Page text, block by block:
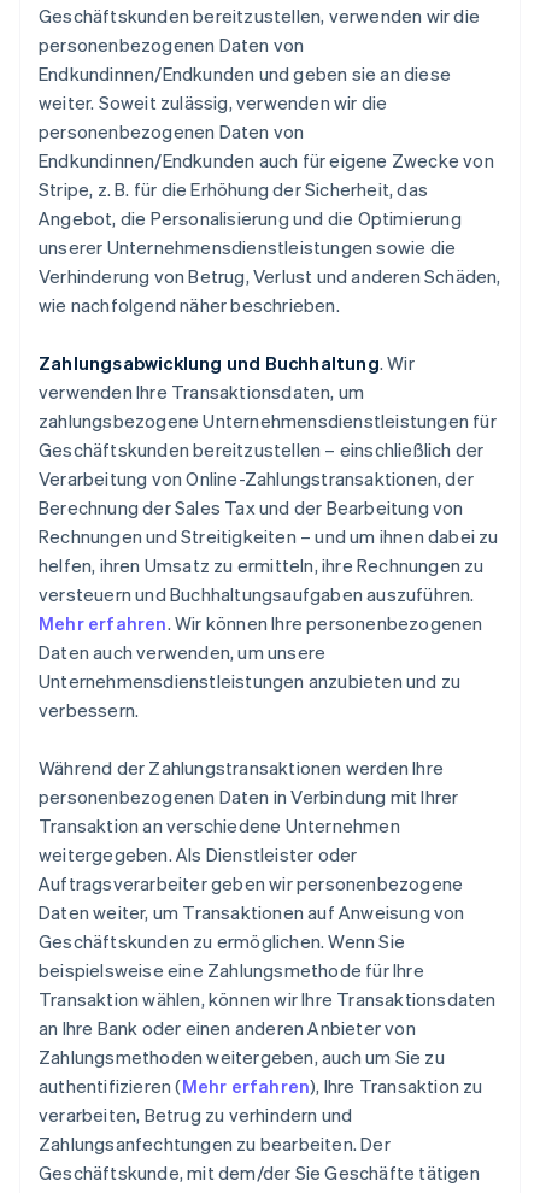
Geschäftskunden bereitzustellen, verwenden wir die
personenbezogenen Daten von
Endkundinnen/Endkunden und geben sie an diese
weiter. Soweit zulässig, verwenden wir die
personenbezogenen Daten von
Endkundinnen/Endkunden auch für eigene Zwecke von
Stripe, z. B. für die Erhöhung der Sicherheit, das
Angebot, die Personalisierung und die Optimierung
unserer Unternehmensdienstleistungen sowie die
Verhinderung von Betrug, Verlust und anderen Schäden,
wie nachfolgend näher beschrieben.
Zahlungsabwicklung und Buchhaltung. Wir
verwenden Ihre Transaktionsdaten, um
zahlungsbezogene Unternehmensdienstleistungen für
Geschäftskunden bereitzustellen – einschließlich der
Verarbeitung von Online-Zahlungstransaktionen, der
Berechnung der Sales Tax und der Bearbeitung von
Rechnungen und Streitigkeiten – und um ihnen dabei zu
helfen, ihren Umsatz zu ermitteln, ihre Rechnungen zu
versteuern und Buchhaltungsaufgaben auszuführen.
Mehr erfahren. Wir können Ihre personenbezogenen
Daten auch verwenden, um unsere
Unternehmensdienstleistungen anzubieten und zu
verbessern.
Während der Zahlungstransaktionen werden Ihre
personenbezogenen Daten in Verbindung mit Ihrer
Transaktion an verschiedene Unternehmen
weitergegeben. Als Dienstleister oder
Auftragsverarbeiter geben wir personenbezogene
Daten weiter, um Transaktionen auf Anweisung von
Geschäftskunden zu ermöglichen. Wenn Sie
beispielsweise eine Zahlungsmethode für Ihre
Transaktion wählen, können wir Ihre Transaktionsdaten
an Ihre Bank oder einen anderen Anbieter von
Zahlungsmethoden weitergeben, auch um Sie zu
authentifizieren (Mehr erfahren), Ihre Transaktion zu
verarbeiten, Betrug zu verhindern und
Zahlungsanfechtungen zu bearbeiten. Der
Geschäftskunde, mit dem/der Sie Geschäfte tätigen